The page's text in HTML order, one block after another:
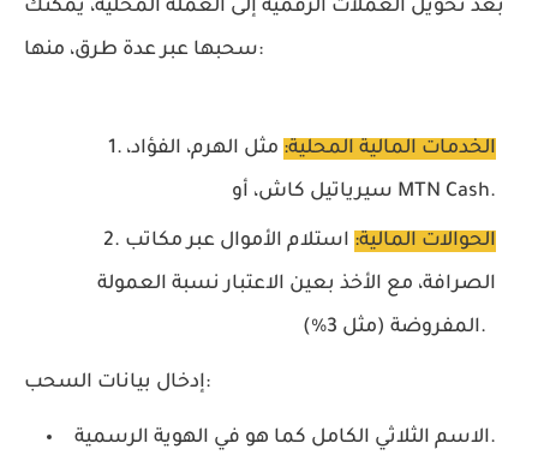
بعد تحويل العملات الرقمية إلى العملة المحلية، يمكنك
سحبها عبر عدة طرق، منها:
الخدمات المالية المحلية: مثل الهرم، الفؤاد،
سيرياتيل كاش، أو MTN Cash.
الحوالات المالية: استلام الأموال عبر مكاتب
الصرافة، مع الأخذ بعين الاعتبار نسبة العمولة
المفروضة (مثل 3%).
إدخال بيانات السحب:
الاسم الثلاثي الكامل كما هو في الهوية الرسمية.